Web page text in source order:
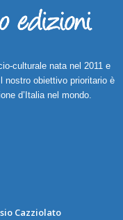
culturale nata nel 2011 e
nostro obiettivo prioritario è
d’Italia nel mondo.
Cazziolato